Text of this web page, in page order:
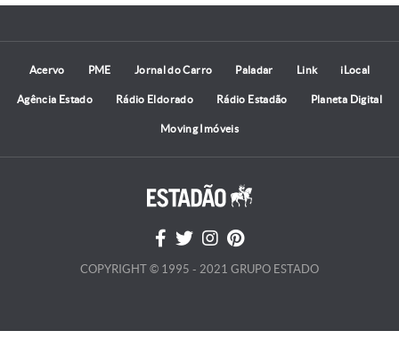
Acervo PME Jornal do Carro Paladar Link iLocal
Agência Estado Rádio Eldorado Rádio Estadão Planeta Digital
Moving Imóveis
COPYRIGHT © 1995 - 2021 GRUPO ESTADO